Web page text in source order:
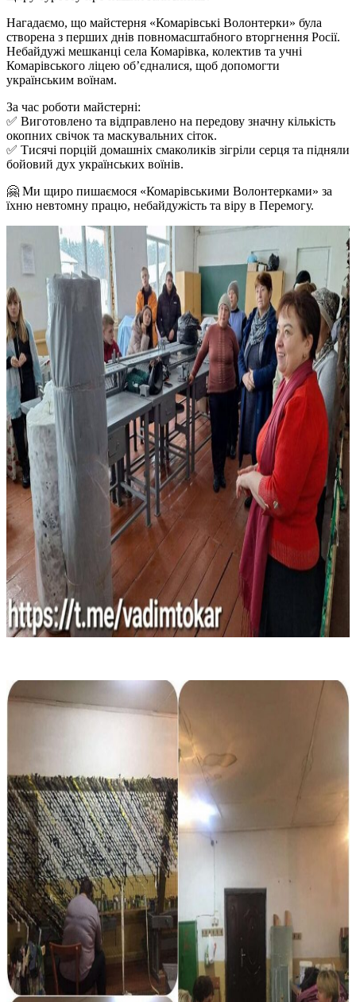
Нагадаємо, що майстерня «Комарівські Волонтерки» була
створена з перших днів повномасштабного вторгнення Росії.
Небайдужі мешканці села Комарівка, колектив та учні
Комарівського ліцею об’єдналися, щоб допомогти
українським воїнам.
За час роботи майстерні:
✅ Виготовлено та відправлено на передову значну кількість
окопних свічок та маскувальних сіток.
✅ Тисячі порцій домашніх смаколиків зігріли серця та підняли
бойовий дух українських воїнів.
🤗 Ми щиро пишаємося «Комарівськими Волонтерками» за
їхню невтомну працю, небайдужість та віру в Перемогу.